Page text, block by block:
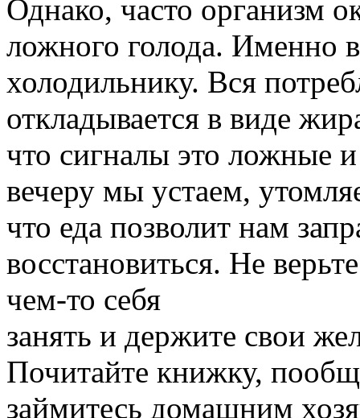
Однако, часто организм
ложного голода. Именно
холодильнику. Вся
откладывается в виде
что сигналы это ложные
вечеру мы устаем,
что еда позволит нам
восстановиться. Не
чем-то себя
занять и держите свои
Почитайте книжку,
займитесь домашним